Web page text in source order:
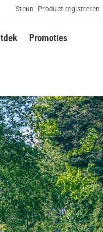
Steun Product registreren
Promoties